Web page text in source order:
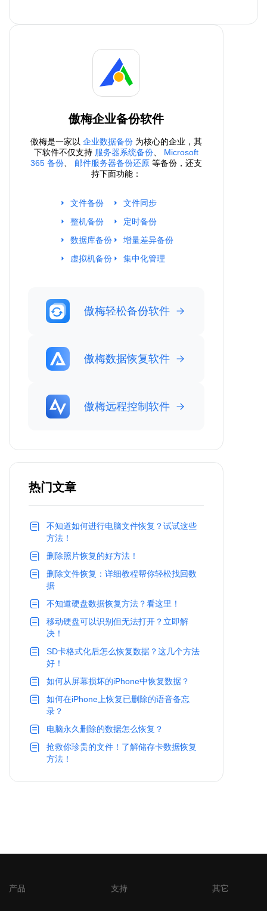
傲梅企业备份软件
傲梅是一家以 企业数据备份 为核心的企业，其
下软件不仅支持 服务器系统备份
Microsoft
365 备份
邮件服务器备份还原 等备份，还支
持下面功能：
文件备份
整机备份
数据库备份
虚拟机备份
文件同步
定时备份
增量差异备份
集中化管理
傲梅轻松备份软件
傲梅数据恢复软件
傲梅远程控制软件
热门文章
不知道如何进行电脑文件恢复？试试这些
方法！
删除照片恢复的好方法！
删除文件恢复：详细教程帮你轻松找回数
据
不知道硬盘数据恢复方法？看这里！
移动硬盘可以识别但无法打开？立即解
决！
SD卡格式化后怎么恢复数据？这几个方法
好！
如何从屏幕损坏的iPhone中恢复数据？
如何在iPhone上恢复已删除的语音备忘
录？
电脑永久删除的数据怎么恢复？
抢救你珍贵的文件！了解储存卡数据恢复
方法！
产品 支持 其它